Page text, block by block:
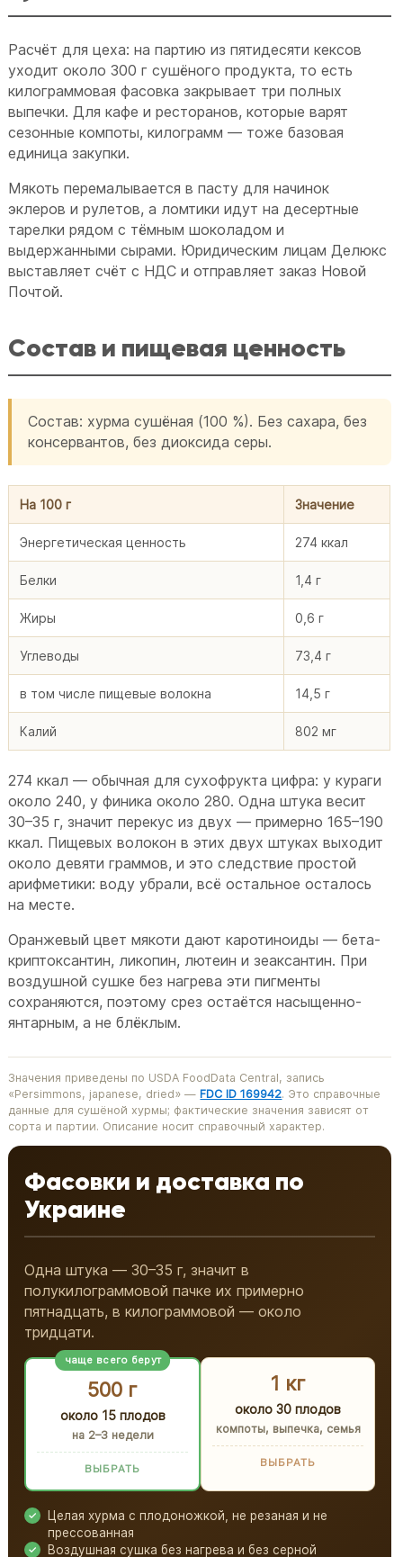
Расчёт для цеха: на партию из пятидесяти кексов
уходит около 300 г сушёного продукта, то есть
килограммовая фасовка закрывает три полных
выпечки. Для кафе и ресторанов, которые варят
сезонные компоты, килограмм — тоже базовая
единица закупки.
Мякоть перемалывается в пасту для начинок
эклеров и рулетов, а ломтики идут на десертные
тарелки рядом с тёмным шоколадом и
выдержанными сырами. Юридическим лицам Делюкс
выставляет счёт с НДС и отправляет заказ Новой
Почтой.
Состав и пищевая ценность
Состав: хурма сушёная (100 %). Без сахара, без
консервантов, без диоксида серы.
На 100 г Значение
Энергетическая ценность 274 ккал
Белки 1,4 г
Жиры 0,6 г
Углеводы 73,4 г
в том числе пищевые волокна 14,5 г
Калий 802 мг
274 ккал — обычная для сухофрукта цифра: у кураги
около 240, у финика около 280. Одна штука весит
30–35 г, значит перекус из двух — примерно 165–190
ккал. Пищевых волокон в этих двух штуках выходит
около девяти граммов, и это следствие простой
арифметики: воду убрали, всё остальное осталось
на месте.
Оранжевый цвет мякоти дают каротиноиды — бета-
криптоксантин, ликопин, лютеин и зеаксантин. При
воздушной сушке без нагрева эти пигменты
сохраняются, поэтому срез остаётся насыщенно-
янтарным, а не блёклым.
Значения приведены по USDA FoodData Central, запись
«Persimmons, japanese, dried» —FDC ID 169942. Это справочные
данные для сушёной хурмы; фактические значения зависят от
сорта и партии. Описание носит справочный характер.
Фасовки и доставка по
Украине
Одна штука — 30–35 г, значит в
полукилограммовой пачке их примерно
пятнадцать, в килограммовой — около
тридцати.
чаще всего берут
500 г
около 15 плодов
на 2–3 недели
ВЫБРАТЬ
1 кг
около 30 плодов
компоты, выпечка, семья
ВЫБРАТЬ
Целая хурма с плодоножкой, не резаная и не
прессованная
Воздушная сушка без нагрева и без серной